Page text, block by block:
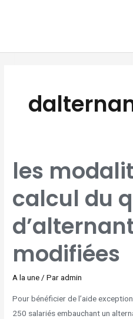
les
calcul du
modifiées
A la une/ Paradmin
Pour bénéficier de l’aide
250 salariés embauchant un
MODALITÉS
DE
CALCUL
QUOTA
D’ALTERNANTS
SONT
MODIFIÉES